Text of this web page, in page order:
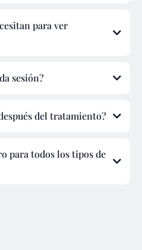
para ver
sesión?
del tratamiento?
para todos los tipos de